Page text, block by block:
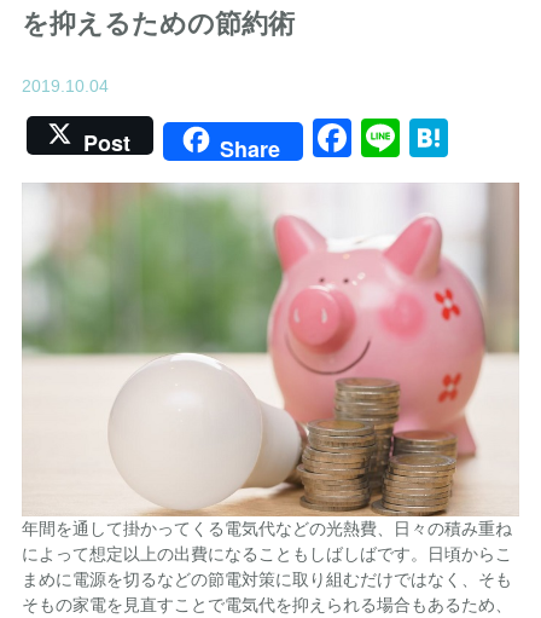
を抑えるための節約術
2019.10.04
Post Share Facebook
Line
年間を通して掛かってくる電気代などの光熱費、日々の積み重ね
によって想定以上の出費になることもしばしばです。日頃からこ
まめに電源を切るなどの節電対策に取り組むだけではなく、そも
そもの家電を見直すことで電気代を抑えられる場合もあるため、